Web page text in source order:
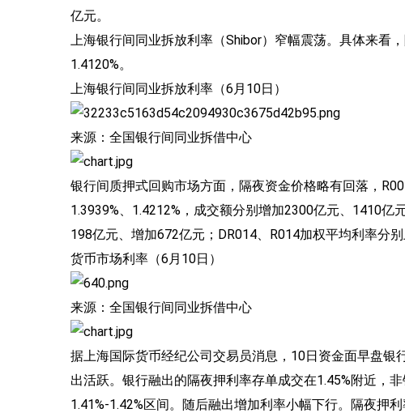
亿元。
上海银行间同业拆放利率（Shibor）窄幅震荡。具体来看
1.4120%。
上海银行间同业拆放利率（6月10日）
来源：全国银行间同业拆借中心
银行间质押式回购市场方面，隔夜资金价格略有回落，
1.3939%、1.4212%，成交额分别增加2300亿元、1410
198亿元、增加672亿元；DR014、R014加权平均利率分
货币市场利率（6月10日）
来源：全国银行间同业拆借中心
据上海国际货币经纪公司交易员消息，10日资金面早盘
出活跃。银行融出的隔夜押利率存单成交在1.45%附近，
1.41%-1.42%区间。随后融出增加利率小幅下行。隔夜押